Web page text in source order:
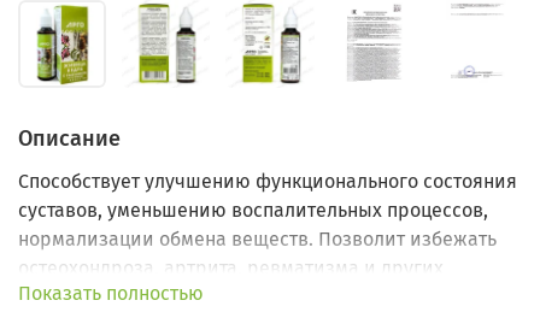
Описание
Способствует улучшению функционального состояния
суставов, уменьшению воспалительных процессов,
нормализации обмена веществ. Позволит избежать
остеохондроза, артрита, ревматизма и других
воспалительных заболеваний опорно­-двигательного
Показать полностью